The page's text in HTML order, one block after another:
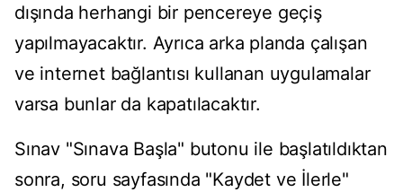
dışında herhangi bir pencereye geçiş
yapılmayacaktır. Ayrıca arka planda çalışan
ve internet bağlantısı kullanan uygulamalar
varsa bunlar da kapatılacaktır.
Sınav "Sınava Başla" butonu ile başlatıldıktan
sonra, soru sayfasında "Kaydet ve İlerle"